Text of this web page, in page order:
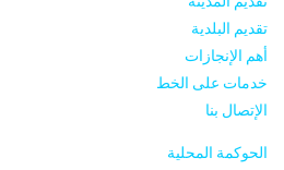
تقديم البلدية
أهم الإنجازات
خدمات على الخط
الإتصال بنا
الحوكمة المحلية